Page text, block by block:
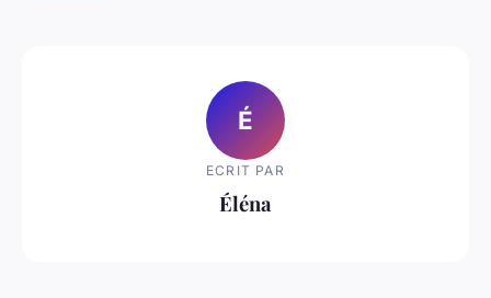
É
ECRIT PAR
Éléna